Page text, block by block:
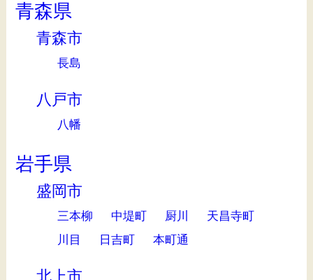
青森県
青森市
長島
八戸市
八幡
岩手県
盛岡市
三本柳 中堤町 厨川
天昌寺町
川目
日吉町 本町通
北上市